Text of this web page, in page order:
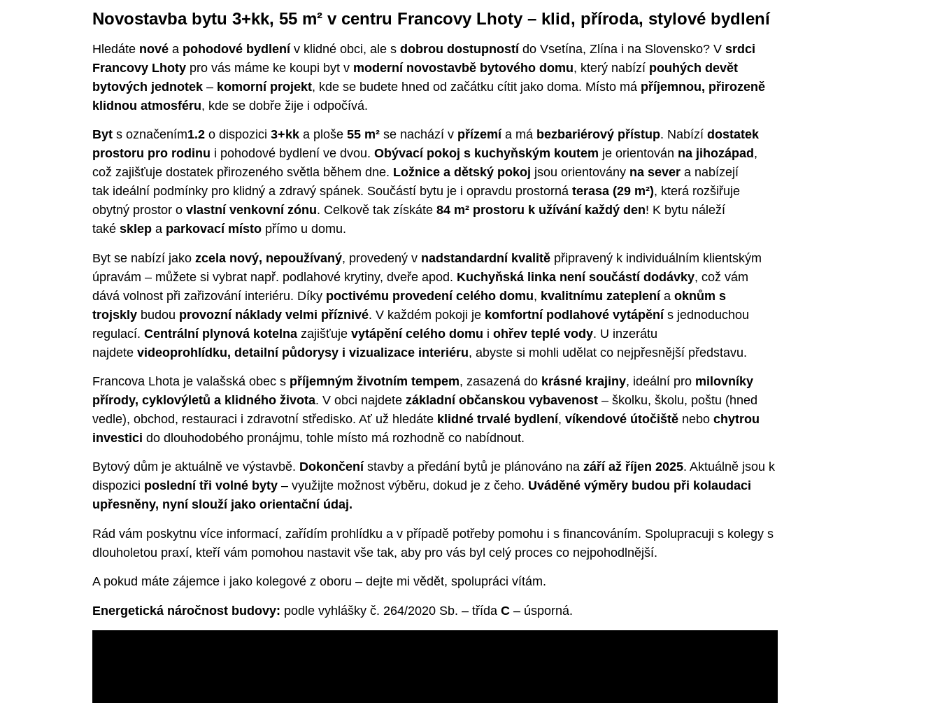
Novostavba bytu 3+kk, 55 m² v centru Francovy Lhoty – klid, příroda, stylové bydlení
Hledáte nové a pohodové bydlení v klidné obci, ale s dobrou dostupností do Vsetína, Zlína i na Slovensko? V srdci
Francovy Lhoty pro vás máme ke koupi byt v moderní novostavbě bytového domu, který nabízí pouhých devět
bytových jednotek – komorní projekt, kde se budete hned od začátku cítit jako doma. Místo má příjemnou, přirozeně
klidnou atmosféru, kde se dobře žije i odpočívá.
Byt s označením1.2 o dispozici 3+kk a ploše 55 m² se nachází v přízemí a má bezbariérový přístup. Nabízí dostatek
prostoru pro rodinu i pohodové bydlení ve dvou. Obývací pokoj s kuchyňským koutem je orientován na jihozápad ,
což zajišťuje dostatek přirozeného světla během dne. Ložnice a dětský pokoj jsou orientovány na sever a nabízejí
tak ideální podmínky pro klidný a zdravý spánek. Součástí bytu je i opravdu prostorná terasa (29 m²), která rozšiřuje
obytný prostor o vlastní venkovní zónu. Celkově tak získáte 84 m² prostoru k užívání každý den! K bytu náleží
také sklep a parkovací místo přímo u domu.
Byt se nabízí jako zcela nový, nepoužívaný, provedený v nadstandardní kvalitě připravený k individuálním klientským
úpravám – můžete si vybrat např. podlahové krytiny, dveře apod. Kuchyňská linka není součástí dodávky, což vám
dává volnost při zařizování interiéru. Díky poctivému provedení celého domu, kvalitnímu zateplenía oknům s
trojskly budou provozní náklady velmi příznivé. V každém pokoji je komfortní podlahové vytápění s jednoduchou
regulací. Centrální plynová kotelna zajišťuje vytápění celého domu i ohřev teplé vody. U inzerátu
najdete videoprohlídku, detailní půdorysy i vizualizace interiéru, abyste si mohli udělat co nejpřesnější představu.
Francova Lhota je valašská obec s příjemným životním tempem, zasazená do krásné krajiny, ideální pro milovníky
přírody, cyklovýletů a klidného života. V obci najdete základní občanskou vybavenost – školku, školu, poštu (hned
vedle), obchod, restauraci i zdravotní středisko. Ať už hledáte klidné trvalé bydlení, víkendové útočiště nebo chytrou
investici do dlouhodobého pronájmu, tohle místo má rozhodně co nabídnout.
Bytový dům je aktuálně ve výstavbě. Dokončení stavby a předání bytů je plánováno na září až říjen 2025. Aktuálně jsou k
dispozici poslední tři volné byty – využijte možnost výběru, dokud je z čeho. Uváděné výměry budou při kolaudaci
upřesněny, nyní slouží jako orientační údaj.
Rád vám poskytnu více informací, zařídím prohlídku a v případě potřeby pomohu i s financováním. Spolupracuji s kolegy s
dlouholetou praxí, kteří vám pomohou nastavit vše tak, aby pro vás byl celý proces co nejpohodlnější.
A pokud máte zájemce i jako kolegové z oboru – dejte mi vědět, spolupráci vítám.
Energetická náročnost budovy: podle vyhlášky č. 264/2020 Sb. – třída C – úsporná.